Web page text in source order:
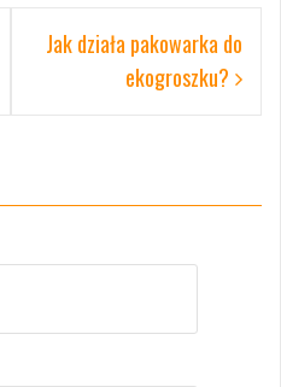
Jak działa pakowarka do
ekogroszku?